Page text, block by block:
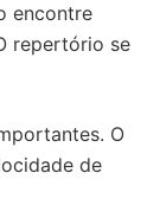
encontre
repertório se
O
de